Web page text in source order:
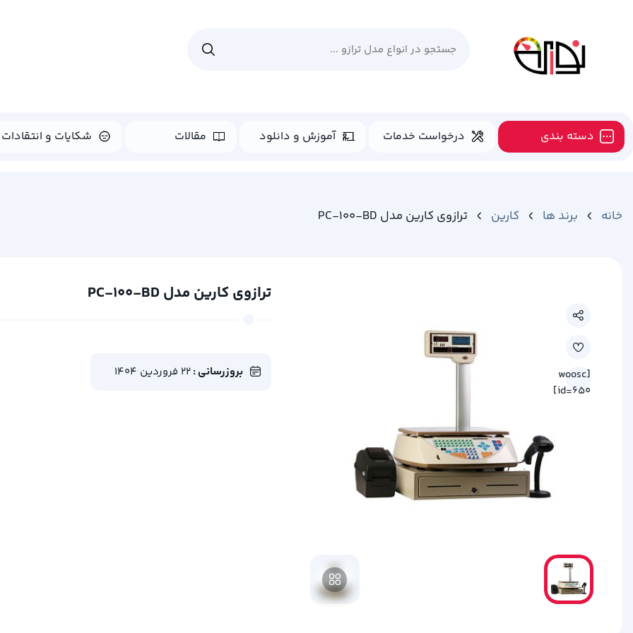
دسته بندی درخواست خدمات آموزش و دانلود مقالات شکایات و انتقادات
خانه برند ها کارین ترازوی کارین مدل PC-100-BD
[woosc
id=650]
ترازوی کارین مدل PC-100-BD
بروزرسانی :22 فروردین 1404